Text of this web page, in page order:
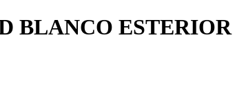
BLANCO ESTERIOR